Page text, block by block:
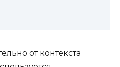
от контекста